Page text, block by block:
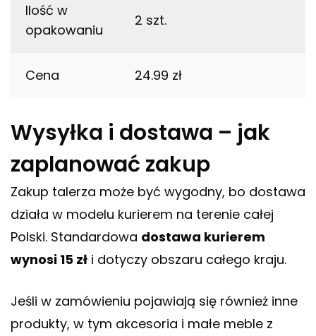
Ilość w
opakowaniu
2 szt.
Cena 24.99 zł
Wysyłka i dostawa – jak
zaplanować zakup
Zakup talerza może być wygodny, bo dostawa
działa w modelu kurierem na terenie całej
Polski. Standardowa dostawa kurierem
wynosi 15 zł i dotyczy obszaru całego kraju.
Jeśli w zamówieniu pojawiają się również inne
produkty, w tym akcesoria i małe meble z